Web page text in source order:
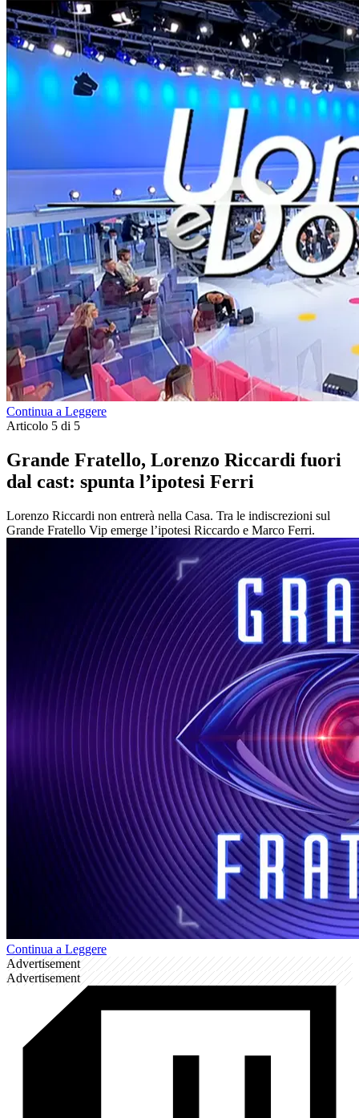
Continua a Leggere
Articolo 5 di 5
Grande Fratello, Lorenzo Riccardi fuori
dal cast: spunta l’ipotesi Ferri
Lorenzo Riccardi non entrerà nella Casa. Tra le indiscrezioni sul
Grande Fratello Vip emerge l’ipotesi Riccardo e Marco Ferri.
Continua a Leggere
Advertisement
Advertisement